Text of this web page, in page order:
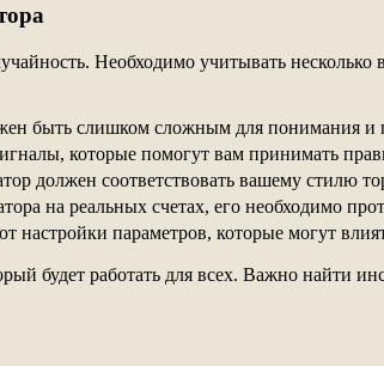
Необходимо учитывать
быть слишком сложным для понимания и
которые помогут вам принимать
должен соответствовать вашему стилю
на реальных счетах, его необходимо
настройки параметров, которые могут
будет работать для всех. Важно найти